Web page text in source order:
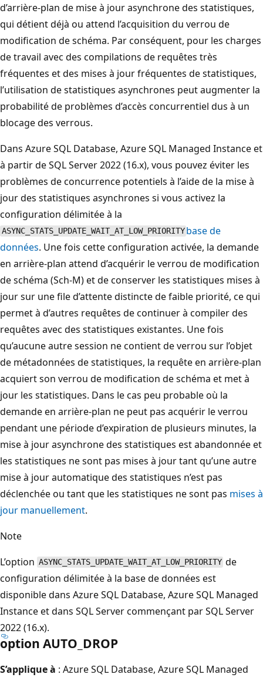
d’arrière-plan de mise à jour asynchrone des statistiques,
qui détient déjà ou attend l’acquisition du verrou de
modification de schéma. Par conséquent, pour les charges
de travail avec des compilations de requêtes très
fréquentes et des mises à jour fréquentes de statistiques,
l’utilisation de statistiques asynchrones peut augmenter la
probabilité de problèmes d’accès concurrentiel dus à un
blocage des verrous.
Dans Azure SQL Database, Azure SQL Managed Instance et
à partir de SQL Server 2022 (16.x), vous pouvez éviter les
problèmes de concurrence potentiels à l’aide de la mise à
jour des statistiques asynchrones si vous activez la
configuration délimitée à la
ASYNC_STATS_UPDATE_WAIT_AT_LOW_PRIORITY base de
données. Une fois cette configuration activée, la demande
en arrière-plan attend d’acquérir le verrou de modification
de schéma (Sch-M) et de conserver les statistiques mises à
jour sur une file d’attente distincte de faible priorité, ce qui
permet à d’autres requêtes de continuer à compiler des
requêtes avec des statistiques existantes. Une fois
qu’aucune autre session ne contient de verrou sur l’objet
de métadonnées de statistiques, la requête en arrière-plan
acquiert son verrou de modification de schéma et met à
jour les statistiques. Dans le cas peu probable où la
demande en arrière-plan ne peut pas acquérir le verrou
pendant une période d’expiration de plusieurs minutes, la
mise à jour asynchrone des statistiques est abandonnée et
les statistiques ne sont pas mises à jour tant qu’une autre
mise à jour automatique des statistiques n’est pas
déclenchée ou tant que les statistiques ne sont pas mises à
jour manuellement.
Note
L’option ASYNC_STATS_UPDATE_WAIT_AT_LOW_PRIORITY de
configuration délimitée à la base de données est
disponible dans Azure SQL Database, Azure SQL Managed
Instance et dans SQL Server commençant par SQL Server
2022 (16.x).
option AUTO_DROP
S’applique à : Azure SQL Database, Azure SQL Managed